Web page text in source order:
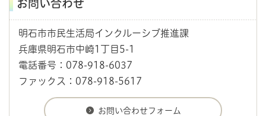
お問い合わせ
明石市市民生活局インクルーシブ推進課
兵庫県明石市中崎1丁目5-1
電話番号：078-918-6037
ファックス：078-918-5617